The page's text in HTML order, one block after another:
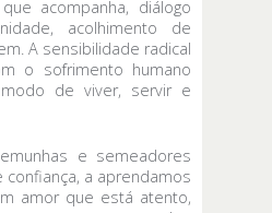
acompanha, diálogo
acolhimento de
A sensibilidade radical
o sofrimento humano
de viver, servir e
e semeadores
a aprendamos
amor que está atento,